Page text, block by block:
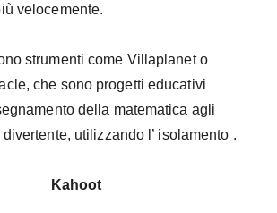
velocemente.
strumenti come Villaplanet o
che sono progetti educativi
della matematica agli
utilizzando l’ isolamento .
Kahoot